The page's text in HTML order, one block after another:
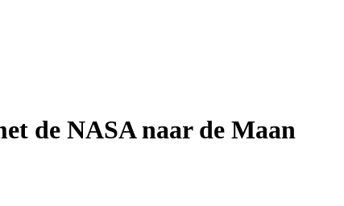
de NASA naar de Maan